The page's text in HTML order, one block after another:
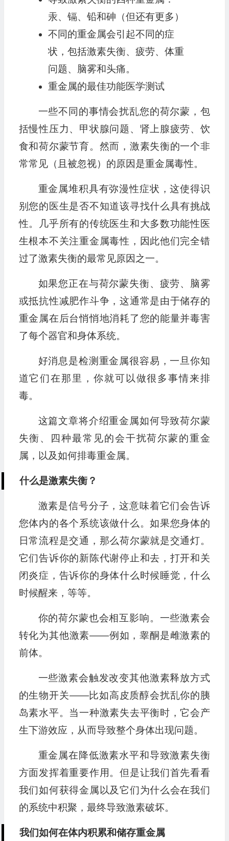
汞、镉、铅和砷（但还有更多）
不同的重金属会引起不同的症
状，包括激素失衡、疲劳、体重
问题、脑雾和头痛。
重金属的最佳功能医学测试
一些不同的事情会扰乱您的荷尔蒙，包
括慢性压力、甲状腺问题、肾上腺疲劳、饮
食和荷尔蒙节育。然而，激素失衡的一个非
常常见（且被忽视）的原因是重金属毒性。
重金属堆积具有弥漫性症状，这使得识
别您的医生是否不知道该寻找什么具有挑战
性。几乎所有的传统医生和大多数功能性医
生根本不关注重金属毒性，因此他们完全错
过了激素失衡的最常见原因之一。
如果您正在与荷尔蒙失衡、疲劳、脑雾
或抵抗性减肥作斗争，这通常是由于储存的
重金属在后台悄悄地消耗了您的能量并毒害
了每个器官和身体系统。
好消息是检测重金属很容易，一旦你知
道它们在那里，你就可以做很多事情来排
毒。
这篇文章将介绍重金属如何导致荷尔蒙
失衡、四种最常见的会干扰荷尔蒙的重金
属，以及如何排毒重金属。
什么是激素失衡？
激素是信号分子，这意味着它们会告诉
您体内的各个系统该做什么。如果您身体的
日常流程是交通，那么荷尔蒙就是交通灯。
它们告诉你的新陈代谢停止和去，打开和关
闭炎症，告诉你的身体什么时候睡觉，什么
时候醒来，等等。
你的荷尔蒙也会相互影响。一些激素会
转化为其他激素——例如，睾酮是雌激素的
前体。
一些激素会触发改变其他激素释放方式
的生物开关——比如高皮质醇会扰乱你的胰
岛素水平。当一种激素失去平衡时，它会产
生下游效应，从而导致整个身体出现问题。
重金属在降低激素水平和导致激素失衡
方面发挥着重要作用。但是让我们首先看看
我们如何获得金属以及它们为什么会在我们
的系统中积聚，最终导致激素破坏。
我们如何在体内积累和储存重金属